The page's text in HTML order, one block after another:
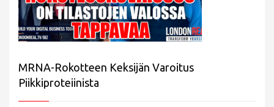
MRNA-Rokotteen Keksijän Varoitus
Piikkiproteiinista